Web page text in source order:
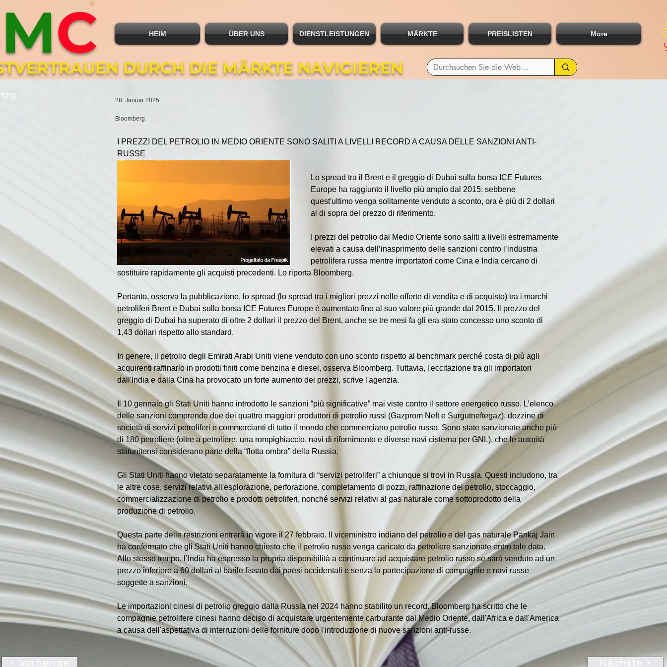
DURCH DIE MÄRKTE NAVIGIEREN
MC HEIM ÜBER UNS DIENSTLEISTUNGEN MÄRKTE PREISLISTEN More
28. Januar 2025
Bloomberg
I PREZZI DEL PETROLIO IN MEDIO ORIENTE SONO SALITI A LIVELLI RECORD A CAUSA DELLE SANZIONI ANTI-
RUSSE
Lo spread tra il Brent e il greggio di Dubai sulla borsa ICE Futures
Europe ha raggiunto il livello più ampio dal 2015: sebbene
quest'ultimo venga solitamente venduto a sconto, ora è più di 2 dollari
al di sopra del prezzo di riferimento.
I prezzi del petrolio dal Medio Oriente sono saliti a livelli estremamente
elevati a causa dell’inasprimento delle sanzioni contro l’industria
petrolifera russa mentre importatori come Cina e India cercano di
sostituire rapidamente gli acquisti precedenti. Lo riporta Bloomberg.
Pertanto, osserva la pubblicazione, lo spread (lo spread tra i migliori prezzi nelle offerte di vendita e di acquisto) tra i marchi
petroliferi Brent e Dubai sulla borsa ICE Futures Europe è aumentato fino al suo valore più grande dal 2015. Il prezzo del
greggio di Dubai ha superato di oltre 2 dollari il prezzo del Brent, anche se tre mesi fa gli era stato concesso uno sconto di
1,43 dollari rispetto allo standard.
In genere, il petrolio degli Emirati Arabi Uniti viene venduto con uno sconto rispetto al benchmark perché costa di più agli
acquirenti raffinarlo in prodotti finiti come benzina e diesel, osserva Bloomberg. Tuttavia, l'eccitazione tra gli importatori
dall'India e dalla Cina ha provocato un forte aumento dei prezzi, scrive l'agenzia.
Il 10 gennaio gli Stati Uniti hanno introdotto le sanzioni “più significative” mai viste contro il settore energetico russo. L’elenco
delle sanzioni comprende due dei quattro maggiori produttori di petrolio russi (Gazprom Neft e Surgutneftegaz), dozzine di
società di servizi petroliferi e commercianti di tutto il mondo che commerciano petrolio russo. Sono state sanzionate anche più
di 180 petroliere (oltre a petroliere, una rompighiaccio, navi di rifornimento e diverse navi cisterna per GNL), che le autorità
statunitensi considerano parte della “flotta ombra” della Russia.
Gli Stati Uniti hanno vietato separatamente la fornitura di “servizi petroliferi” a chiunque si trovi in ​​Russia. Questi includono, tra
le altre cose, servizi relativi all'esplorazione, perforazione, completamento di pozzi, raffinazione del petrolio, stoccaggio,
commercializzazione di petrolio e prodotti petroliferi, nonché servizi relativi al gas naturale come sottoprodotto della
produzione di petrolio.
Questa parte delle restrizioni entrerà in vigore il 27 febbraio. Il viceministro indiano del petrolio e del gas naturale Pankaj Jain
ha confermato che gli Stati Uniti hanno chiesto che il petrolio russo venga caricato da petroliere sanzionate entro tale data.
Allo stesso tempo, l’India ha espresso la propria disponibilità a continuare ad acquistare petrolio russo se sarà venduto ad un
prezzo inferiore a 60 dollari al barile fissato dai paesi occidentali e senza la partecipazione di compagnie e navi russe
soggette a sanzioni.
Le importazioni cinesi di petrolio greggio dalla Russia nel 2024 hanno stabilito un record. Bloomberg ha scritto che le
compagnie petrolifere cinesi hanno deciso di acquistare urgentemente carburante dal Medio Oriente, dall'Africa e dall'America
a causa dell'aspettativa di interruzioni delle forniture dopo l'introduzione di nuove sanzioni anti-russe.
< Vorherige Nächste >